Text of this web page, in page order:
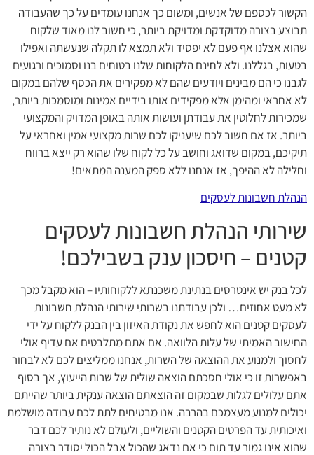
הקשור לכספם של אנשים, ומשום כך אנחנו עומדים על כך שהעבודה
תבוצע בצורה מדוקדקת ומדויקת ביותר, כי חשוב לנו מאוד שלקוח
שהוא אצלנו אף פעם לא יפסיד ולא תמצא לו תקלה שנעשתה ואפילו
בטעות, בגללנו. ולא לחינם הלקוחות שלנו בטוחים בנו וסמוכים ורגועים
לגבנו כי הם מבינים ויודעים שהם לא מפקירים את הכסף שלהם במקום
לא אחראי ומהימן אלא מפקידים אותו בידיים אמינות ומוסמכות ביותר,
שמכירות לחלוטין את עבודתן ועושות אותה באופן המדויק והמקצועי
ביותר. אז אם חשוב לכם שיעניקו לכם שרות מקצועי אמין ואחראי על
תיקיכם, במקום שדואג וחושב על כל לקוח שלו שהוא רק ייצא ברווח
וחלילה לא ההיפך, אז אנחנו ללא ספק המענה המתאים!
הנהלת חשבונות לעסקים
שירותי הנהלת חשבונות לעסקים
קטנים – חיסכון ענק בשבילכם!
לכל בנק יש אינטרסים בנתינת משכנתא ללקוחותיו – הוא מקבל מכך
לא מעט אחוזים… ולכן עבודתנו בשרותי שירותי הנהלת חשבונות
לעסקים קטנים הוא לחפש את נקודת האיזון בין הבנק ללקוח על ידי
החישוב האמיתי של עלות הלוואה. אם אתם מתלבטים אם עדיף אולי
לחסוך ולמנוע את ההוצאה של השרות, אנחנו ממליצים לכם לא לבחור
באפשרות זו כי אולי חסכתם הוצאה שולית של שרות הייעוץ, אך בסוף
אתם עלולים לגלות שבמקום זה הוצאתם הוצאה ענקית ביותר שהייתם
יכולים למנוע מעצמכם בהרבה. אנו מבטיחים לתת לכם עבודה מושלמת
ואיכותית עד הפרטים הקטנים והשוליים, ולעולם לא נותיר לכם דבר
שהוא אינו גמור עד תום כי אם נדאג שהכול אבל הכול יסודר בצורה